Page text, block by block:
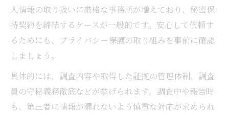
人情報の取り扱いに厳格な事務所が増えており、秘密保
持契約を締結するケースが一般的です。安心して依頼す
るためにも、プライバシー保護の取り組みを事前に確認
しましょう。
具体的には、調査内容や取得した証拠の管理体制、調査
員の守秘義務徹底などが挙げられます。調査中や報告時
も、第三者に情報が漏れないよう慎重な対応が求められ